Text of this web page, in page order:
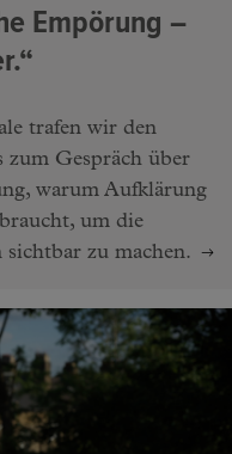
Empörung –
trafen wir den
Gespräch über
warum Aufklärung
um die
zu machen.